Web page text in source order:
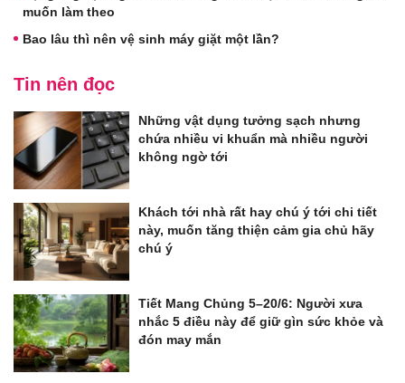
muốn làm theo
Bao lâu thì nên vệ sinh máy giặt một lần?
Tin nên đọc
Những vật dụng tưởng sạch nhưng
chứa nhiều vi khuẩn mà nhiều người
không ngờ tới
Khách tới nhà rất hay chú ý tới chi tiết
này, muốn tăng thiện cảm gia chủ hãy
chú ý
Tiết Mang Chủng 5–20/6: Người xưa
nhắc 5 điều này để giữ gìn sức khỏe và
đón may mắn